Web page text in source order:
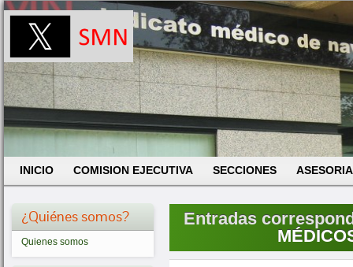
INICIO COMISION EJECUTIVA SECCIONES
¿Quiénes somos?
Quienes somos
Entradas